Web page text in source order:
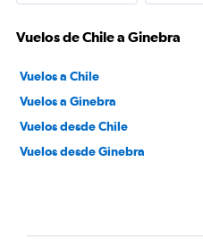
Vuelos de Chile a Ginebra
Vuelos a Chile
Vuelos a Ginebra
Vuelos desde Chile
Vuelos desde Ginebra